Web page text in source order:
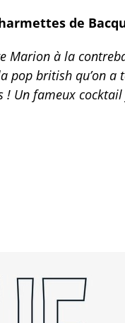
de
Marion à la
pop british qu’on a
Un fameux